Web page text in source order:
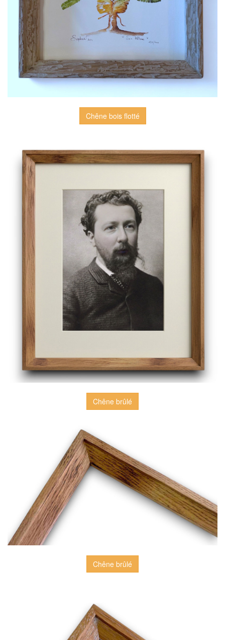
Chêne bois flotté
Chêne brûlé
Chêne brûlé